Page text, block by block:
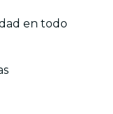
en todo